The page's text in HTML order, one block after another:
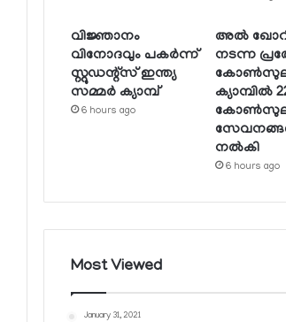
വിജ്ഞാനം
വിനോദവും പകര്‍ന്ന്
സ്റ്റുഡന്റ്‌സ് ഇന്ത്യ
സമ്മര്‍ ക്യാമ്പ്
6 hours ago
അല്‍
നടന്ന
ക്യാമ്പില്‍
നല്‍കി
6 hours ago
Most Viewed
January 31, 2021